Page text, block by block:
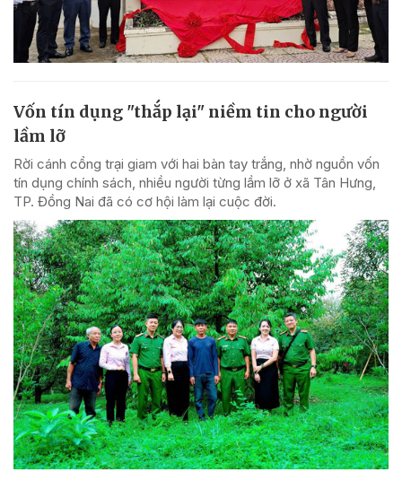
Vốn tín dụng "thắp lại" niềm tin cho người
lầm lỡ
Rời cánh cổng trại giam với hai bàn tay trắng, nhờ nguồn vốn
tín dụng chính sách, nhiều người từng lầm lỡ ở xã Tân Hưng,
TP. Đồng Nai đã có cơ hội làm lại cuộc đời.